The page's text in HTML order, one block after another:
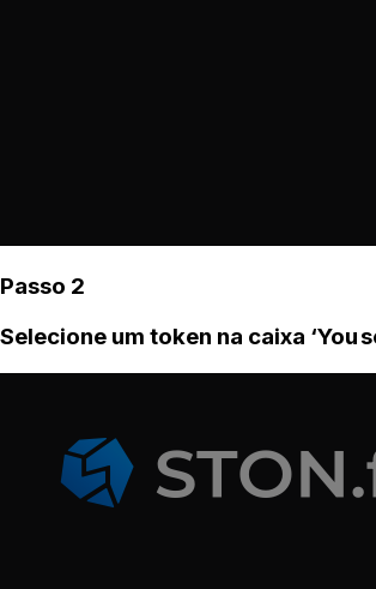
Passo 2
Selecione um token na caixa ‘You